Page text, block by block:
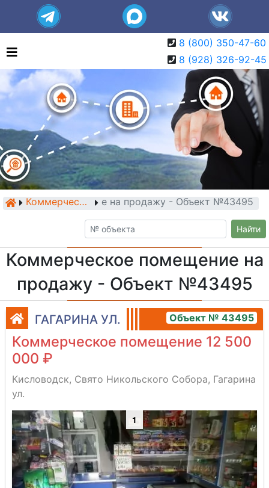
8 (800) 350-47-60
8 (928) 326-92-45
Коммерческие помещения
помещение на продажу - Объект №43495
Найти
Коммерческое помещение на
продажу - Объект №43495
ГАГАРИНА УЛ. Объект № 43495
Коммерческое помещение 12 500
000 ₽
Кисловодск, Свято Никольского Собора, Гагарина
ул.
1